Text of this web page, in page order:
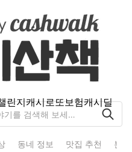
린지캐시로또보험캐시딜
동네 정보 맛집 추천 분